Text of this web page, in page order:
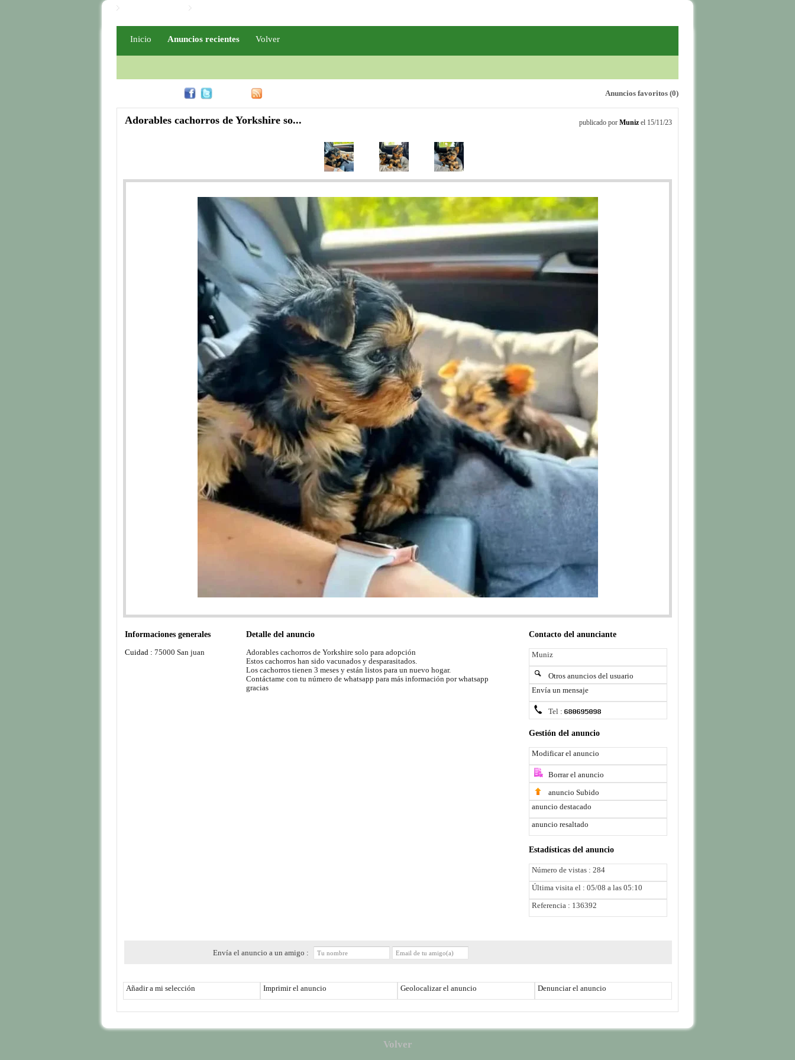
Inicio Anuncios recientes Volver
Anuncios favoritos (0)
Adorables cachorros de Yorkshire so... publicado por Muniz el 15/11/23
Informaciones generales
Cuidad : 75000 San juan
Detalle del anuncio
Adorables cachorros de Yorkshire solo para adopción
Estos cachorros han sido vacunados y desparasitados.
Los cachorros tienen 3 meses y están listos para un nuevo hogar.
Contáctame con tu número de whatsapp para más información por whatsapp
gracias
Contacto del anunciante
Muniz
Otros anuncios del usuario
Envía un mensaje
Tel :
Gestión del anuncio
Modificar el anuncio
Borrar el anuncio
anuncio Subido
anuncio destacado
anuncio resaltado
Estadísticas del anuncio
Número de vistas : 284
Última visita el : 05/08 a las 05:10
Referencia : 136392
Envía el anuncio a un amigo :
Añadir a mi selección Imprimir el anuncio Geolocalizar el anuncio Denunciar el anuncio
Volver